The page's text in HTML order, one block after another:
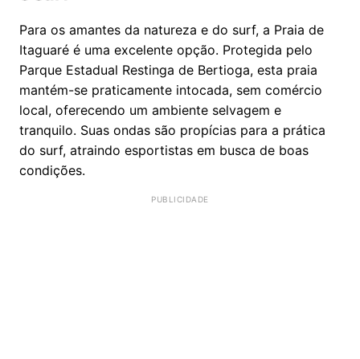
Para os amantes da natureza e do surf, a Praia de
Itaguaré é uma excelente opção. Protegida pelo
Parque Estadual Restinga de Bertioga, esta praia
mantém-se praticamente intocada, sem comércio
local, oferecendo um ambiente selvagem e
tranquilo. Suas ondas são propícias para a prática
do surf, atraindo esportistas em busca de boas
condições.